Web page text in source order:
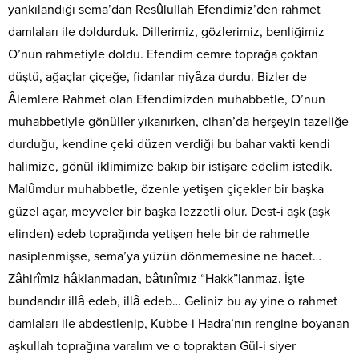
yankılandığı sema’dan Resûlullah Efendimiz’den rahmet
damlaları ile doldurduk. Dillerimiz, gözlerimiz, benliğimiz
O’nun rahmetiyle doldu. Efendim cemre toprağa çoktan
düştü, ağaçlar çiçeğe, fidanlar niyâza durdu. Bizler de
Âlemlere Rahmet olan Efendimizden muhabbetle, O’nun
muhabbetiyle gönüller yıkanırken, cihan’da herşeyin tazeliğe
durduğu, kendine çeki düzen verdiği bu bahar vakti kendi
halimize, gönül iklimimize bakıp bir istişare edelim istedik.
Malûmdur muhabbetle, özenle yetişen çiçekler bir başka
güzel açar, meyveler bir başka lezzetli olur. Dest-i aşk (aşk
elinden) edeb toprağında yetişen hele bir de rahmetle
nasiplenmişse, sema’ya yüzün dönmemesine ne hacet…
Zâhirîmiz hâklanmadan, bâtınîmız “Hakk”lanmaz. İşte
bundandır illâ edeb, illâ edeb… Geliniz bu ay yine o rahmet
damlaları ile abdestlenip, Kubbe-i Hadra’nın rengine boyanan
aşkullah toprağına varalım ve o topraktan Gül-i siyer